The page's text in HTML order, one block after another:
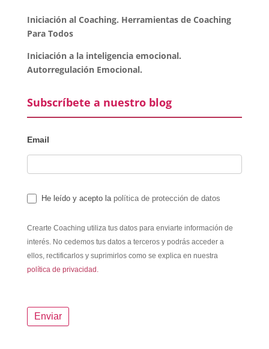
Iniciación al Coaching. Herramientas de Coaching
Para Todos
Iniciación a la inteligencia emocional.
Autorregulación Emocional.
Subscríbete a nuestro blog
Email
He leído y acepto la política de protección de datos
Crearte Coaching utiliza tus datos para enviarte información de
interés. No cedemos tus datos a terceros y podrás acceder a
ellos, rectificarlos y suprimirlos como se explica en nuestra
política de privacidad.